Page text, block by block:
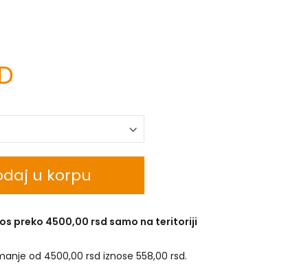
u korpu
preko 4500,00 rsd samo na teritoriji
od 4500,00 rsd iznose 558,00 rsd.